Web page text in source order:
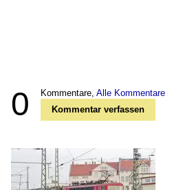
0 Kommentare, Alle Kommentare
Kommentar verfassen